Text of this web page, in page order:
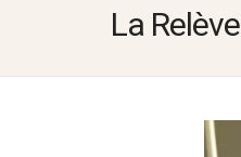
La Relève